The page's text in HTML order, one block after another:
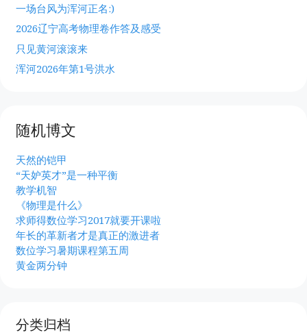
一场台风为浑河正名:)
2026辽宁高考物理卷作答及感受
只见黄河滚滚来
浑河2026年第1号洪水
随机博文
天然的铠甲
“天妒英才”是一种平衡
教学机智
《物理是什么》
求师得数位学习2017就要开课啦
年长的革新者才是真正的激进者
数位学习暑期课程第五周
黄金两分钟
分类归档